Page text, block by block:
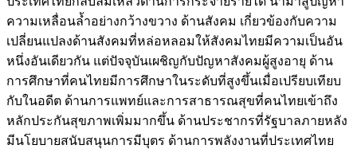
ความเหลื่อนล้ำอย่างกว้างขวาง ด้านสังคม เกี่ยวข้องกับความ
เปลี่ยนแปลงด้านสังคมที่หล่อหลอมให้สังคมไทยมีความเป็นอัน
หนึ่งอันเดียวกัน แต่ปัจจุบันเผชิญกับปัญหาสังคมผู้สูงอายุ ด้าน
การศึกษาที่คนไทยมีการศึกษาในระดับที่สูงขึ้นเมื่อเปรียบเทียบ
กับในอดีต ด้านการแพทย์และการสาธารณสุขที่คนไทยเข้าถึง
หลักประกันสุขภาพเพิ่มมากขึ้น ด้านประชากรที่รัฐบาลภายหลัง
มีนโยบายสนับสนุนการมีบุตร ด้านการพลังงานที่ประเทศไทย